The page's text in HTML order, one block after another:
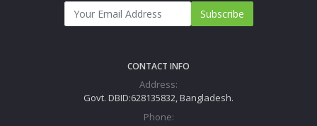
Subscribe
CONTACT INFO
Address:
Govt. DBID:628135832, Bangladesh.
Phone: